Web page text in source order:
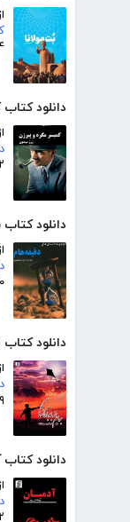
دانلود
دانلود
دانلود کتاب
دانلود کتاب